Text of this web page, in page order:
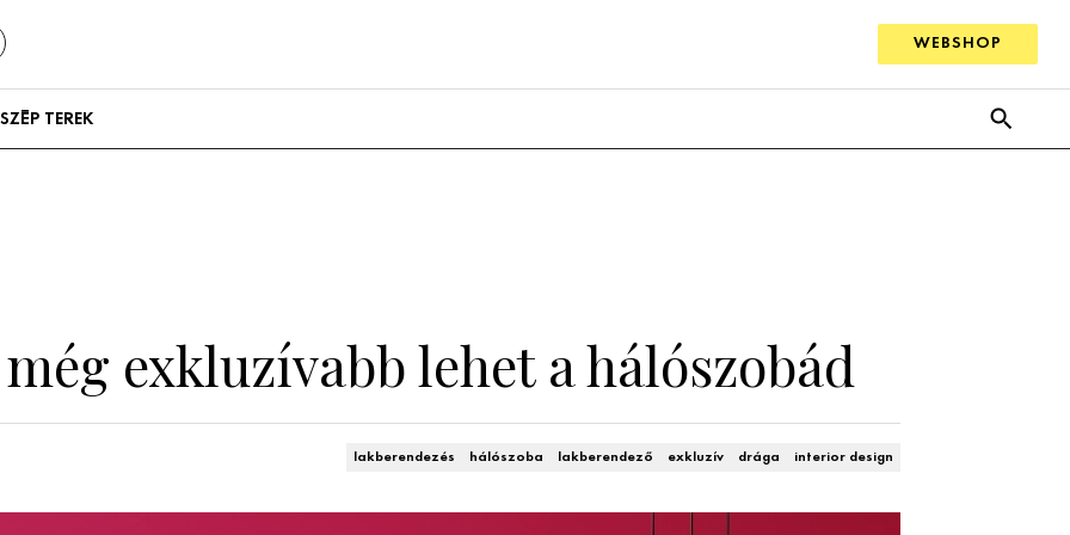
WEBSHOP
SZÉP TEREK
exkluzívabb lehet a hálószobád
lakberendezés hálószoba lakberendező exkluzív drága interior design